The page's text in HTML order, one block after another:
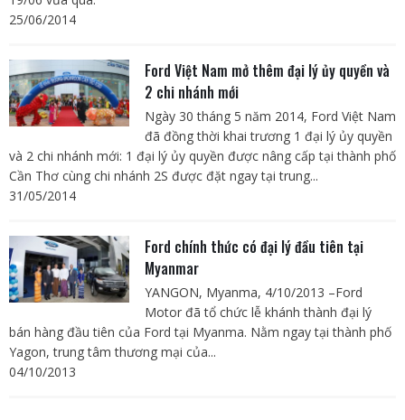
25/06/2014
Ford Việt Nam mở thêm đại lý ủy quyền và
2 chi nhánh mới
Ngày 30 tháng 5 năm 2014, Ford Việt Nam
đã đồng thời khai trương 1 đại lý ủy quyền
và 2 chi nhánh mới: 1 đại lý ủy quyền được nâng cấp tại thành phố
Cần Thơ cùng chi nhánh 2S được đặt ngay tại trung...
31/05/2014
Ford chính thức có đại lý đầu tiên tại
Myanmar
YANGON, Myanma, 4/10/2013 –Ford
Motor đã tổ chức lễ khánh thành đại lý
bán hàng đầu tiên của Ford tại Myanma. Nằm ngay tại thành phố
Yagon, trung tâm thương mại của...
04/10/2013